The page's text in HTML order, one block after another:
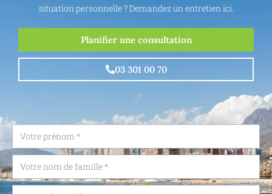
situation personnelle ? Demandez un entretien ici.
Planifier une consultation
03 301 00 70